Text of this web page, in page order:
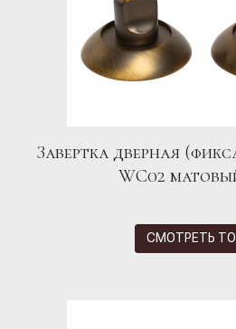
Завертка дверная
WC02
СМОТРЕТЬ